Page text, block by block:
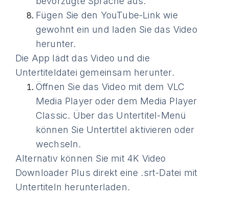
Fügen Sie den YouTube-Link wie
gewohnt ein und laden Sie das Video
herunter.
Die App lädt das Video und die
Untertiteldatei gemeinsam herunter.
Öffnen Sie das Video mit dem VLC
Media Player oder dem Media Player
Classic. Über das Untertitel-Menü
können Sie Untertitel aktivieren oder
wechseln.
Alternativ können Sie mit 4K Video
Downloader Plus direkt eine .srt-Datei mit
Untertiteln herunterladen.